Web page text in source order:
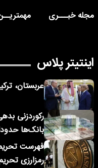
مجله خبـــری
اینتیتر پلاس
عربستان،
بانک‌ها حدودا ۳ هزار
فهرست
رمزارزی